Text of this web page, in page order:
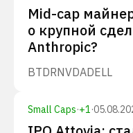
Mid-cap
о крупной
Anthropic?
BTDRNVDADELL
Small Caps·+1·